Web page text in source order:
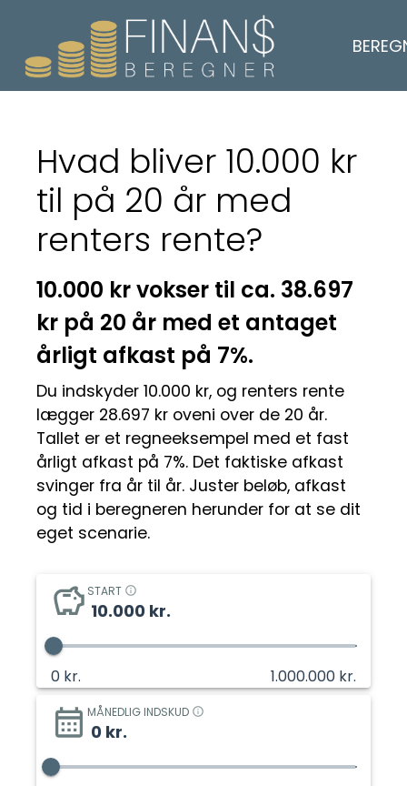
Hvad bliver 10.000 kr
til på 20 år med
renters rente?
10.000 kr vokser til ca. 38.697
kr på 20 år med et antaget
årligt afkast på 7%.
Du indskyder 10.000 kr, og renters rente
lægger 28.697 kr oveni over de 20 år.
Tallet er et regneeksempel med et fast
årligt afkast på 7%. Det faktiske afkast
svinger fra år til år. Juster beløb, afkast
og tid i beregneren herunder for at se dit
eget scenarie.
START
10.000 kr.
0 kr. 1.000.000 kr.
MÅNEDLIG INDSKUD
0 kr.